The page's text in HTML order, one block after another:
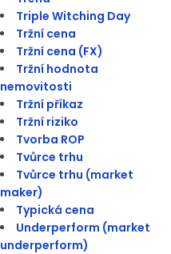
Triple Witching Day
Tržní cena
Tržní cena (FX)
Tržní hodnota
nemovitosti
Tržní příkaz
Tržní riziko
Tvorba ROP
Tvůrce trhu
Tvůrce trhu (market
maker)
Typická cena
Underperform (market
underperform)